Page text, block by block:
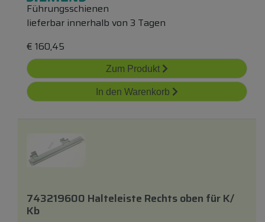
Führungsschienen
lieferbar innerhalb von 3 Tagen
€ 160,45
Zum Produkt
In den Warenkorb
743219600 Halteleiste Rechtsoben fürK/
Kb